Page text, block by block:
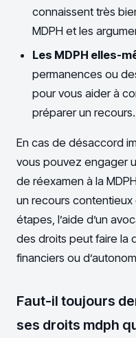
connaissent très
MDPH et les
Les MDPH elles-
permanences ou
pour vous aider à
préparer un recours.
En cas de désaccord
vous pouvez engager
de réexamen à la
un recours contentieux
étapes, l’aide d’un
des droits peut faire la
financiers ou
Faut-il toujours
ses droits mdph